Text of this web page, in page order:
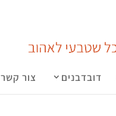
דובדבנים צור קשר